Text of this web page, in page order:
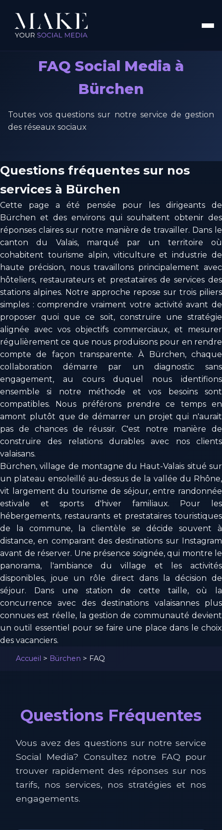
FAQ Social Media à
Bürchen
Toutes vos questions sur notre service de gestion
des réseaux sociaux
Questions fréquentes sur nos
services à Bürchen
Cette page a été pensée pour les dirigeants de
Bürchen et des environs qui souhaitent obtenir des
réponses claires sur notre manière de travailler. Dans le
canton du Valais, marqué par un territoire où
cohabitent tourisme alpin, viticulture et industrie de
haute précision, nous travaillons principalement avec
hôteliers, restaurateurs et prestataires de services des
stations alpines. Notre approche repose sur trois piliers
simples : comprendre vraiment votre activité avant de
proposer quoi que ce soit, construire une stratégie
alignée avec vos objectifs commerciaux, et mesurer
régulièrement ce que nous produisons pour en rendre
compte de façon transparente. À Bürchen, chaque
collaboration démarre par un diagnostic sans
engagement, au cours duquel nous identifions
ensemble si notre méthode et vos besoins sont
compatibles. Nous préférons prendre ce temps en
amont plutôt que de démarrer un projet qui n'aurait
pas de chances de réussir. C'est notre manière de
construire des relations durables avec nos clients
valaisans.
Bürchen, village de montagne du Haut-Valais situé sur
un plateau ensoleillé au-dessus de la vallée du Rhône,
vit largement du tourisme de séjour, entre randonnée
estivale et sports d'hiver familiaux. Pour les
hébergements, restaurants et prestataires touristiques
de la commune, la clientèle se décide souvent à
distance, en comparant des destinations sur Instagram
avant de réserver. Une présence soignée, qui montre le
panorama, l'ambiance du village et les activités
disponibles, joue un rôle direct dans la décision de
séjour. Dans une station de cette taille, où la
concurrence avec des destinations valaisannes plus
connues est réelle, la gestion de communauté devient
un outil essentiel pour se faire une place dans le choix
des vacanciers.
Accueil > Bürchen > FAQ
Questions Fréquentes
Vous avez des questions sur notre service
Social Media? Consultez notre FAQ pour
trouver rapidement des réponses sur nos
tarifs, nos services, nos stratégies et nos
engagements.